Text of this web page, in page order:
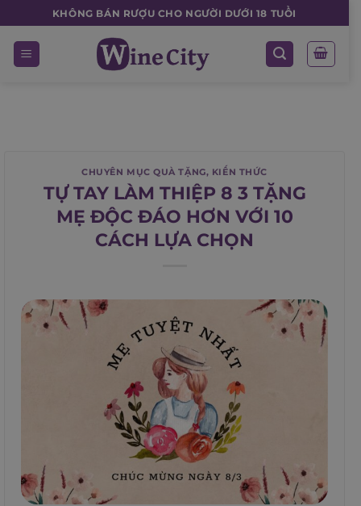
to
content
KHÔNG BÁN RƯỢU CHO NGƯỜI DƯỚI 18 TUỔI
CHUYÊN MỤC QUÀ TẶNG, KIẾN THỨC
TỰ TAY LÀM THIỆP 8 3 TẶNG
MẸ ĐỘC ĐÁO HƠN VỚI 10
CÁCH LỰA CHỌN